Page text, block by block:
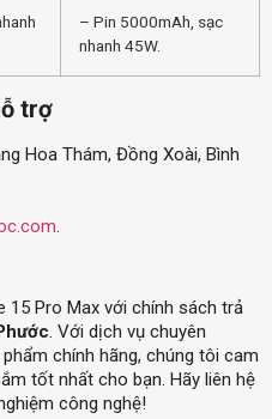
– Pin 5000mAh, sạc
nhanh 45W.
trợ
Hoa Thám, Đồng Xoài, Bình
.
Pro Max với chính sách trả
. Với dịch vụ chuyên
chính hãng, chúng tôi cam
tốt nhất cho bạn. Hãy liên hệ
công nghệ!